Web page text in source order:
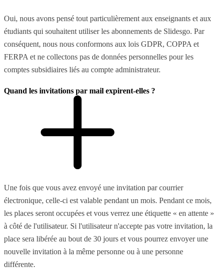
Oui, nous avons pensé tout particulièrement aux enseignants et aux
étudiants qui souhaitent utiliser les abonnements de Slidesgo. Par
conséquent, nous nous conformons aux lois GDPR, COPPA et
FERPA et ne collectons pas de données personnelles pour les
comptes subsidiaires liés au compte administrateur.
Quand les invitations par mail expirent-elles ?
Une fois que vous avez envoyé une invitation par courrier
électronique, celle-ci est valable pendant un mois. Pendant ce mois,
les places seront occupées et vous verrez une étiquette « en attente »
à côté de l'utilisateur. Si l'utilisateur n'accepte pas votre invitation, la
place sera libérée au bout de 30 jours et vous pourrez envoyer une
nouvelle invitation à la même personne ou à une personne
différente.